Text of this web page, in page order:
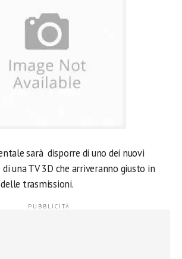
sarà disporre di uno dei nuovi
di una TV 3D che arriveranno giusto in
trasmissioni.